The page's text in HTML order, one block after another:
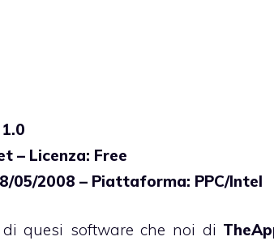
– Licenza: Free
05/2008 – Piattaforma: PPC/Intel
quesi software che noi di